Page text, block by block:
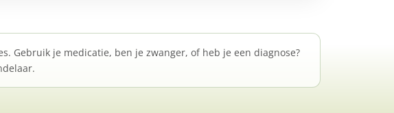
Gebruik je medicatie, ben je zwanger, of heb je een diagnose?